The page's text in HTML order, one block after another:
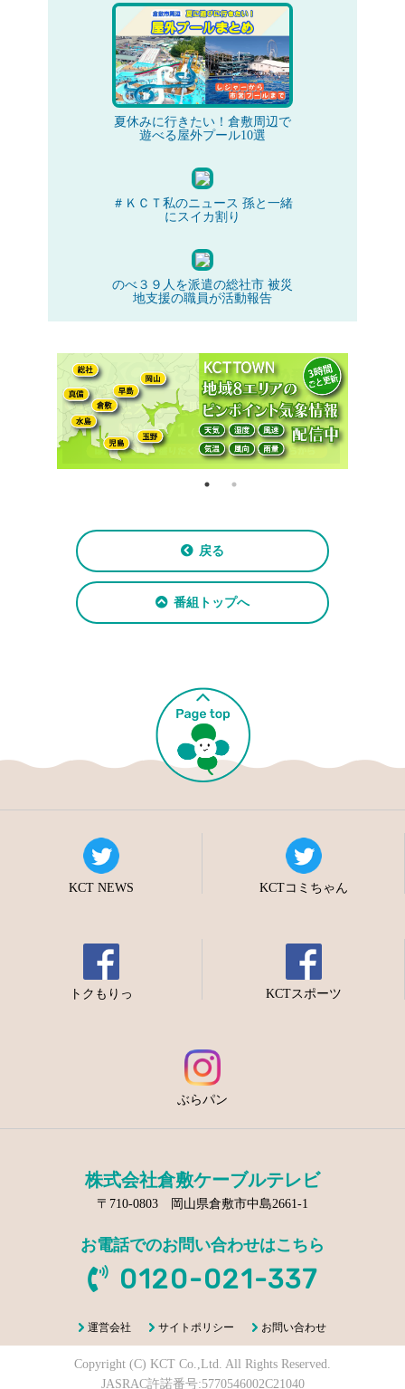
夏休みに行きたい！倉敷周辺で
遊べる屋外プール10選
＃ＫＣＴ私のニュース 孫と一緒
にスイカ割り
のべ３９人を派遣の総社市 被災
地支援の職員が活動報告
戻る
番組トップへ
KCT NEWS KCTコミちゃん
トクもりっ KCTスポーツ
ぶらパン
株式会社倉敷ケーブルテレビ
〒710-0803 岡山県倉敷市中島2661-1
お電話でのお問い合わせはこちら
0120-021-337
運営会社 サイトポリシー お問い合わせ
Copyright (C) KCT Co.,Ltd. All Rights Reserved.
JASRAC許諾番号:5770546002C21040